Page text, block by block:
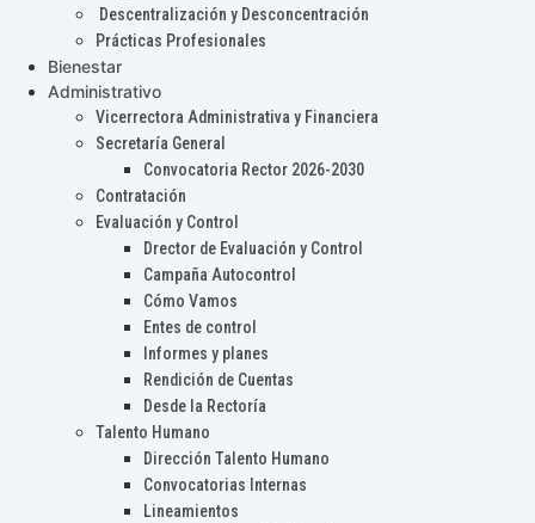
Descentralización y Desconcentración
Prácticas Profesionales
Bienestar
Administrativo
Vicerrectora Administrativa y Financiera
Secretaría General
Convocatoria Rector 2026-2030
Contratación
Evaluación y Control
Drector de Evaluación y Control
Campaña Autocontrol
Cómo Vamos
Entes de control
Informes y planes
Rendición de Cuentas
Desde la Rectoría
Talento Humano
Dirección Talento Humano
Convocatorias Internas
Lineamientos